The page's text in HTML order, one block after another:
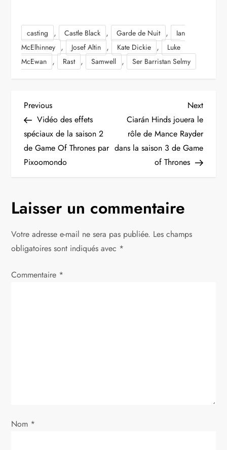
casting , Castle Black , Garde de Nuit ,
Ian
McElhinney , Josef Altin , Kate Dickie ,
Luke
McEwan , Rast , Samwell , Ser Barristan Selmy
N
a
v
g
a
t
i
’
Previous
Post
Previous
Vidéo des effets
spéciaux de la saison 2
de Game Of Thrones par
Pixoomondo
Next
Post
Next
Ciarán Hinds jouera le
rôle de Mance Rayder
dans la saison 3 de Game
of Thrones
Laisser un commentaire
Votre adresse e-mail ne sera pas publiée. Les champs
obligatoires sont indiqués avec *
Commentaire *
Nom *